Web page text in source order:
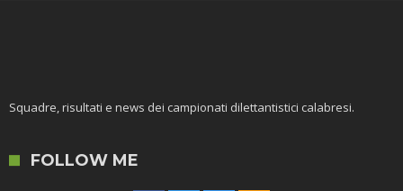
Squadre, risultati e news dei campionati dilettantistici calabresi.
FOLLOW ME